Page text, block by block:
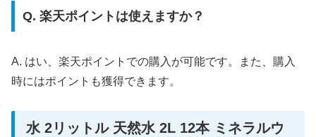
Q. 楽天ポイントは使えますか？
A. はい、楽天ポイントでの購入が可能です。また、購入
時にはポイントも獲得できます。
水 2リットル 天然水 2L 12本 ミネラルウ